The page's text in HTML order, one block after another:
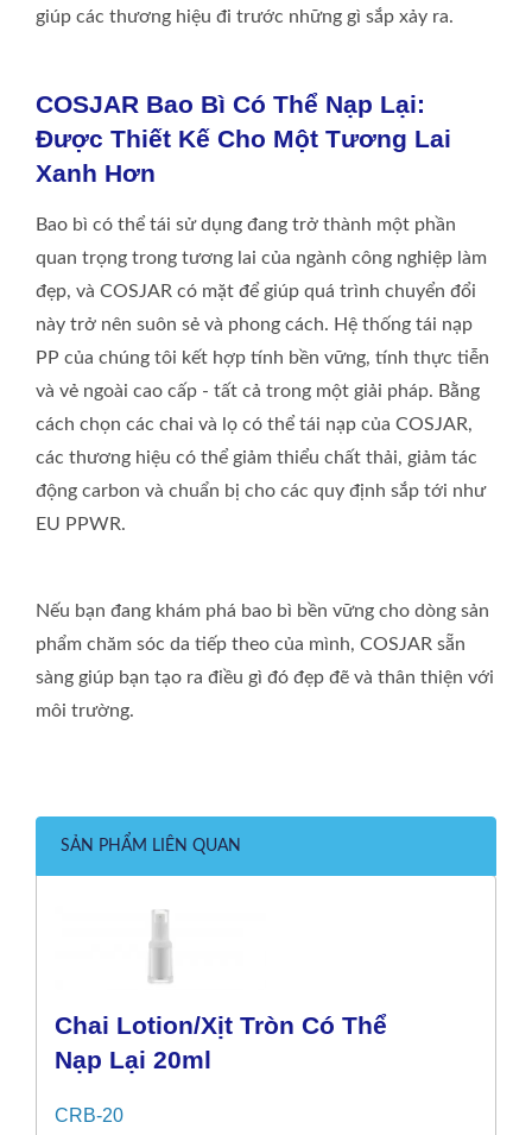
giúp các thương hiệu đi trước những gì sắp xảy ra.
COSJAR Bao Bì Có Thể Nạp Lại:
Được Thiết Kế Cho Một Tương Lai
Xanh Hơn
Bao bì có thể tái sử dụng đang trở thành một phần
quan trọng trong tương lai của ngành công nghiệp làm
đẹp, và COSJAR có mặt để giúp quá trình chuyển đổi
này trở nên suôn sẻ và phong cách. Hệ thống tái nạp
PP của chúng tôi kết hợp tính bền vững, tính thực tiễn
và vẻ ngoài cao cấp - tất cả trong một giải pháp. Bằng
cách chọn các chai và lọ có thể tái nạp của COSJAR,
các thương hiệu có thể giảm thiểu chất thải, giảm tác
động carbon và chuẩn bị cho các quy định sắp tới như
EU PPWR.
Nếu bạn đang khám phá bao bì bền vững cho dòng sản
phẩm chăm sóc da tiếp theo của mình, COSJAR sẵn
sàng giúp bạn tạo ra điều gì đó đẹp đẽ và thân thiện với
môi trường.
SẢN PHẨM LIÊN QUAN
Chai Lotion/xịt Tròn Có Thể
Nạp Lại 20ml
CRB-20